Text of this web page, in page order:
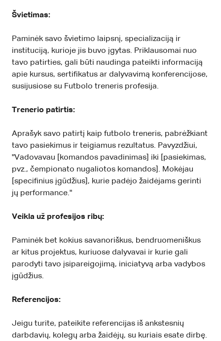
Švietimas:
Paminėk savo švietimo laipsnį, specializaciją ir
instituciją, kurioje jis buvo įgytas. Priklausomai nuo
tavo patirties, gali būti naudinga pateikti informaciją
apie kursus, sertifikatus ar dalyvavimą konferencijose,
susijusiose su Futbolo treneris profesija.
Trenerio patirtis:
Aprašyk savo patirtį kaip futbolo treneris, pabrėžkiant
tavo pasiekimus ir teigiamus rezultatus. Pavyzdžiui,
"Vadovavau [komandos pavadinimas] iki [pasiekimas,
pvz., čempionato nugaliotos komandos]. Mokėjau
[specifinius įgūdžius], kurie padėjo žaidėjams gerinti
jų performance."
Veikla už profesijos ribų:
Paminėk bet kokius savanoriškus, bendruomeniškus
ar kitus projektus, kuriuose dalyvavai ir kurie gali
parodyti tavo įsipareigojimą, iniciatyvą arba vadybos
įgūdžius.
Referencijos:
Jeigu turite, pateikite referencijas iš ankstesnių
darbdavių, kolegų arba žaidėjų, su kuriais esate dirbę.